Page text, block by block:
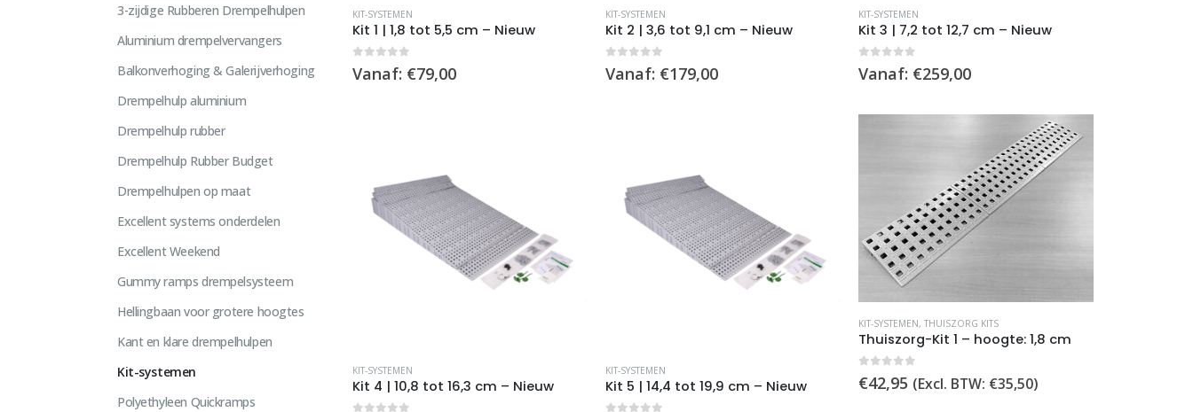
product
heeft
meerdere
worden
productpagina
KIT-SYSTEMEN
Kit 1 | 1,8 tot 5,5 cm – Nieuw
out of 5
Vanaf: €79,00
product
heeft
meerdere
worden
productpagina
KIT-SYSTEMEN
Kit 2 | 3,6 tot 9,1 cm – Nieuw
out of 5
Vanaf: €179,00
product
heeft
meerdere
de
productpagina
KIT-SYSTEMEN
Kit 3 | 7,2 tot 12,7 cm – Nieuw
out of 5
Vanaf: €259,00
product
heeft
KIT-SYSTEMEN
Kit 4 | 10,8 tot 16,3 cm – Nieuw
product
heeft
KIT-SYSTEMEN
Kit 5 | 14,4 tot 19,9 cm – Nieuw
KIT-SYSTEMEN, THUISZORG KITS
Thuiszorg-Kit 1 – hoogte: 1,8 cm
€42,95 (Excl. BTW: €35,50)
3-zijdige Rubberen Drempelhulpen
Aluminium drempelvervangers
Balkonverhoging & Galerijverhoging
Drempelhulp aluminium
Drempelhulp rubber
Drempelhulp Rubber Budget
Drempelhulpen op maat
Excellent systems onderdelen
Excellent Weekend
Gummy ramps drempelsysteem
Hellingbaan voor grotere hoogtes
Kant en klare drempelhulpen
Kit-systemen
Polyethyleen Quickramps